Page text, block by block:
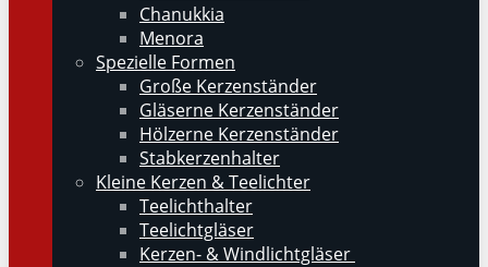
Chanukkia
Menora
Spezielle Formen
Große Kerzenständer
Gläserne Kerzenständer
Hölzerne Kerzenständer
Stabkerzenhalter
Kleine Kerzen & Teelichter
Teelichthalter
Teelichtgläser
Kerzen- & Windlichtgläser